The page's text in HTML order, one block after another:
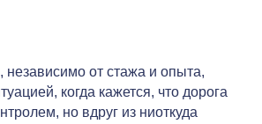
независимо от стажа и опыта,
когда кажется, что дорога
но вдруг из ниоткуда